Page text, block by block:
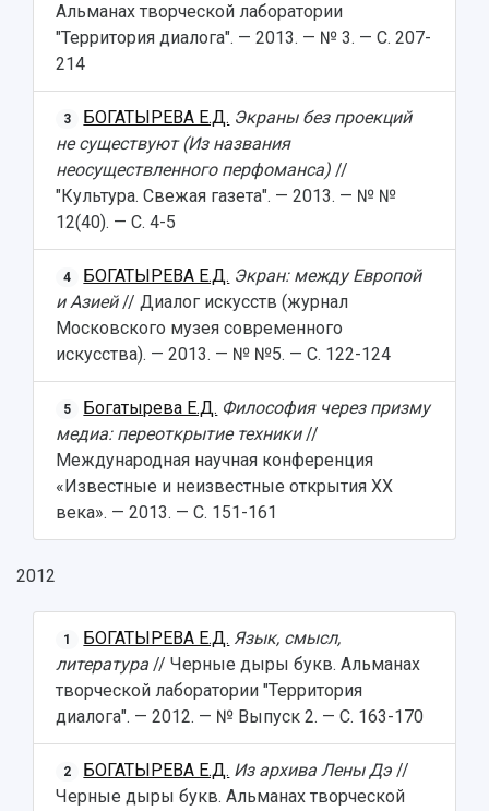
Альманах творческой лаборатории
"Территория диалога". — 2013. — № 3. — С. 207-
214
3 БОГАТЫРЕВА Е.Д. Экраны без проекций
не существуют (Из названия
неосуществленного перфоманса) //
"Культура. Свежая газета". — 2013. — № №
12(40). — С. 4-5
4 БОГАТЫРЕВА Е.Д. Экран: между Европой
и Азией// Диалог искусств (журнал
Московского музея современного
искусства). — 2013. — № №5. — С. 122-124
5 Богатырева Е.Д. Философия через призму
медиа: переоткрытие техники//
Международная научная конференция
«Известные и неизвестные открытия ХХ
века». — 2013. — С. 151-161
2012
1 БОГАТЫРЕВА Е.Д. Язык, смысл,
литература // Черные дыры букв. Альманах
творческой лаборатории "Территория
диалога". — 2012. — № Выпуск 2. — С. 163-170
2 БОГАТЫРЕВА Е.Д. Из архива Лены Дэ //
Черные дыры букв. Альманах творческой